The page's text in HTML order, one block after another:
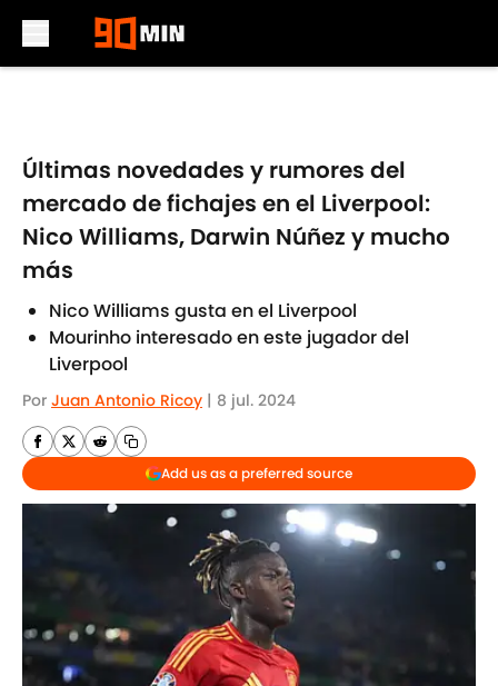
Últimas novedades y rumores del
mercado de fichajes en el Liverpool:
Nico Williams, Darwin Núñez y mucho
más
Nico Williams gusta en el Liverpool
Mourinho interesado en este jugador del
Liverpool
Por Juan Antonio Ricoy | 8 jul. 2024
Add us as a preferred source